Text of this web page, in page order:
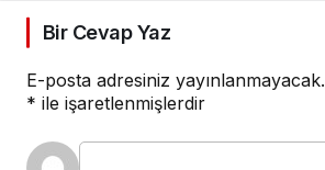
Bir Cevap Yaz
E-posta adresiniz yayınlanmayacak.
* ile işaretlenmişlerdir